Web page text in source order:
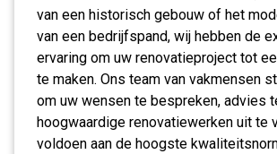
van een historisch gebouw of het
van een bedrijfspand, wij hebben de
ervaring om uw renovatieproject tot
te maken. Ons team van vakmensen
om uw wensen te bespreken, advies
hoogwaardige renovatiewerken uit te
voldoen aan de hoogste